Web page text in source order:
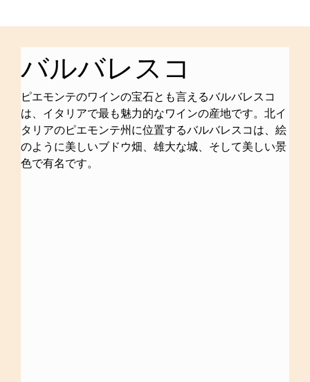
バルバレスコ
ピエモンテのワインの宝石とも言えるバルバレスコ
は、イタリアで最も魅力的なワインの産地です。北イ
タリアのピエモンテ州に位置するバルバレスコは、絵
のように美しいブドウ畑、雄大な城、そして美しい景
色で有名です。